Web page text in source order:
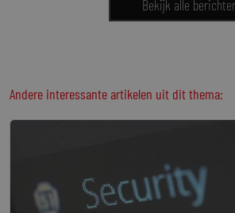
Bekijk alle
Andere interessante artikelen uit dit thema: